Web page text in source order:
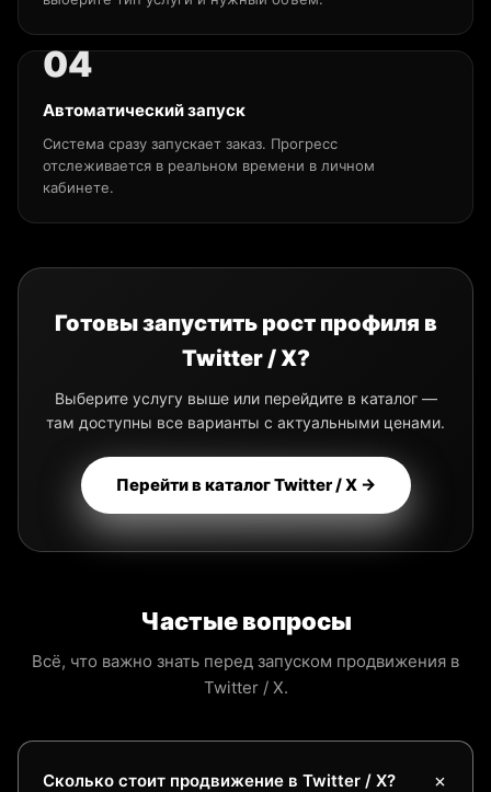
Автоматический запуск
Система сразу запускает заказ. Прогресс
отслеживается в реальном времени в личном
кабинете.
Готовы запустить рост профиля в
Twitter / X?
Выберите услугу выше или перейдите в каталог —
там доступны все варианты с актуальными ценами.
Перейти в каталог Twitter / X →
Частые вопросы
Всё, что важно знать перед запуском продвижения в
Twitter / X.
Сколько стоит продвижение в Twitter / X?